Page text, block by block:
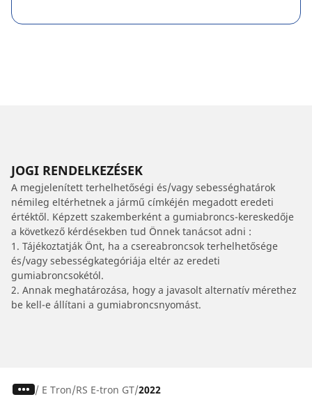
JOGI RENDELKEZÉSEK
A megjelenített terhelhetőségi és/vagy sebességhatárok
némileg eltérhetnek a jármű címkéjén megadott eredeti
értéktől. Képzett szakemberként a gumiabroncs-kereskedője
a következő kérdésekben tud Önnek tanácsot adni :
1. Tájékoztatják Önt, ha a csereabroncsok terhelhetősége
és/vagy sebességkategóriája eltér az eredeti
gumiabroncsokétól.
2. Annak meghatározása, hogy a javasolt alternatív mérethez
be kell-e állítani a gumiabroncsnyomást.
/ E Tron RS E-tron GT 2022